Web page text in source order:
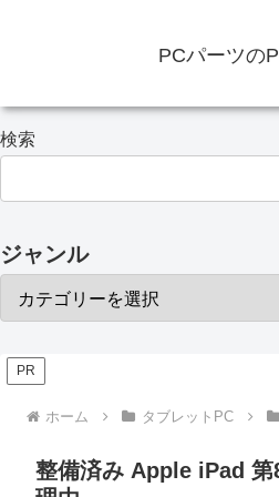
PCパーツの
検索
ジャンル
PR
ホーム タブレットPC
整備済み Apple iPad